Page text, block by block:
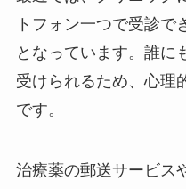
トフォン一つで受診
となっています。誰に
受けられるため、心理
です。
治療薬の郵送サービス